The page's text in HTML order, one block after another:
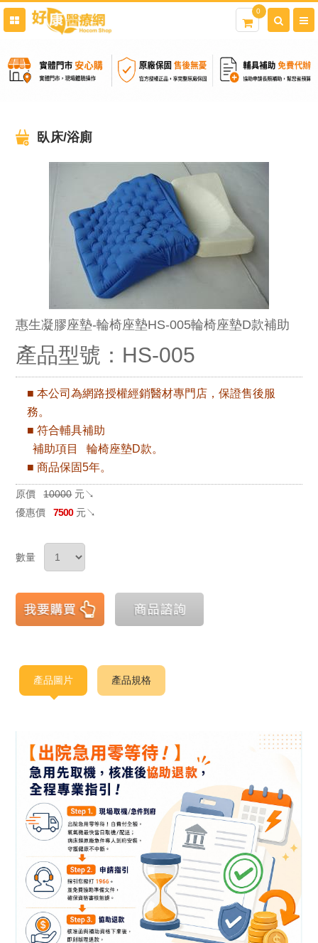
0
臥床/浴廁
惠生凝膠座墊-輪椅座墊HS-005輪椅座墊D款補助
產品型號：HS-005
■ 本公司為網路授權經銷醫材專門店，保證售後服
務。
■ 符合輔具補助
補助項目
輪椅座墊D款。
■ 商品保固5年。
原價 10000元↘
優惠價
7500元↘
數量
產品圖片 產品規格